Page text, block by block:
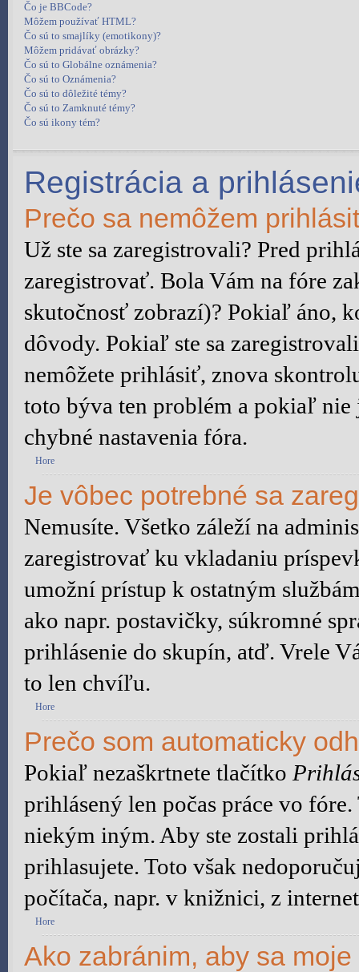
Čo je BBCode?
Môžem používať HTML?
Čo sú to smajlíky (emotikony)?
Môžem pridávať obrázky?
Čo sú to Globálne oznámenia?
Čo sú to Oznámenia?
Čo sú to dôležité témy?
Čo sú to Zamknuté témy?
Čo sú ikony tém?
Registrácia a
Prečo sa nemôžem
Už ste sa zaregistrovali? Pred
zaregistrovať. Bola Vám na fóre
skutočnosť zobrazí)? Pokiaľ áno,
dôvody. Pokiaľ ste sa
nemôžete prihlásiť, znova
toto býva ten problém a pokiaľ
chybné nastavenia fóra.
Hore
Je vôbec potrebné sa
Nemusíte. Všetko záleží na
zaregistrovať ku vkladaniu
umožní prístup k ostatným
ako napr. postavičky, súkromné
prihlásenie do skupín, atď. Vrele
to len chvíľu.
Hore
Prečo som automaticky
Pokiaľ nezaškrtnete tlačítko
prihlásený len počas práce vo
niekým iným. Aby ste zostali
prihlasujete. Toto však
počítača, napr. v knižnici, z
Hore
Ako zabránim, aby sa